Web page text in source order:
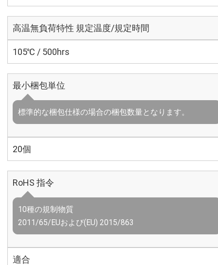
高温無負荷特性 規定温度/規定時間
105℃ / 500hrs
最小梱包単位
標準的な梱包仕様の場合の梱包数量となります。
20個
RoHS 指令
10種の規制物質
2011/65/EUおよび(EU) 2015/863
適合